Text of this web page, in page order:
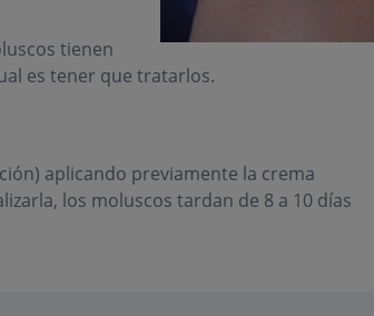
tienen
es tener que tratarlos.
aplicando previamente la crema
los moluscos tardan de 8 a 10 días